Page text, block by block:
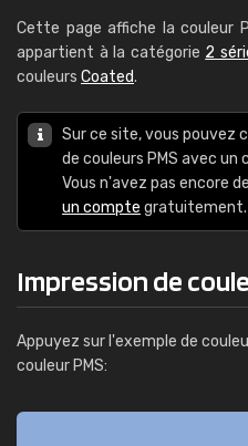
Cette page affiche la couleur
appartient à la catégorie 2
couleurs Coated.
Sur ce site, vous pouvez
de couleurs PMS avec un
Vous n'avez pas encore
un compte gratuitement.
Impression de
Appuyez sur l'exemple de
couleur PMS: